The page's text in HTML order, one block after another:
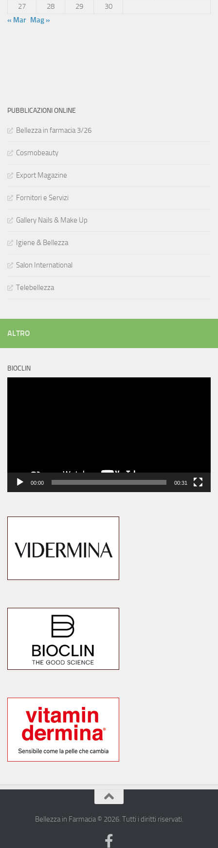
27
28 29
30
« Mar
Mag »
PUBBLICAZIONI ONLINE
Bellezza in farmacia 3/26
Cosmobeauty
Export Magazine
Fornitori e Servizi
Gallery Nails & Make Up
Igiene & Bellezza
Salon International
Telebellezza
ALTRO
BIOCLIN
00:00 00:31
Bellezza in Farmacia © 2026. Tutti i diritti riservati.